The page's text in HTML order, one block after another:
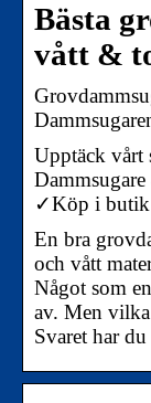
Bästa
vått &
Upptäck vårt
✓Köp i
En bra
och vått
Något som
av. Men vilka
Svaret har